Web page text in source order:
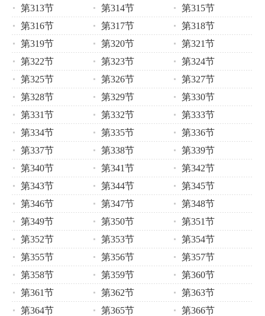
第313节
第314节
第315节
第316节
第317节
第318节
第319节
第320节
第321节
第322节
第323节
第324节
第325节
第326节
第327节
第328节
第329节
第330节
第331节
第332节
第333节
第334节
第335节
第336节
第337节
第338节
第339节
第340节
第341节
第342节
第343节
第344节
第345节
第346节
第347节
第348节
第349节
第350节
第351节
第352节
第353节
第354节
第355节
第356节
第357节
第358节
第359节
第360节
第361节
第362节
第363节
第364节
第365节
第366节